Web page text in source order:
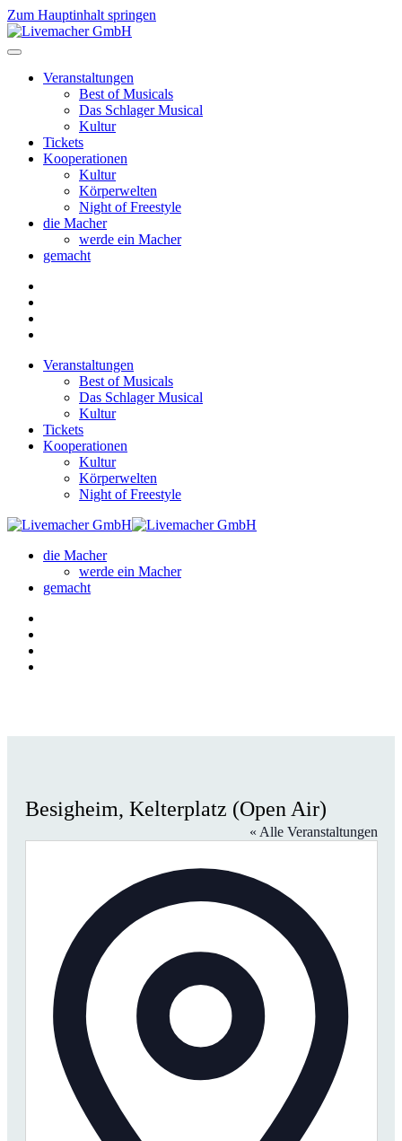
Zum Hauptinhalt springen
Veranstaltungen
Best of Musicals
Das Schlager Musical
Kultur
Tickets
Kooperationen
Kultur
Körperwelten
Night of Freestyle
die Macher
werde ein Macher
gemacht
Veranstaltungen
Best of Musicals
Das Schlager Musical
Kultur
Tickets
Kooperationen
Kultur
Körperwelten
Night of Freestyle
die Macher
werde ein Macher
gemacht
Besigheim, Kelterplatz (Open Air)
« Alle Veranstaltungen